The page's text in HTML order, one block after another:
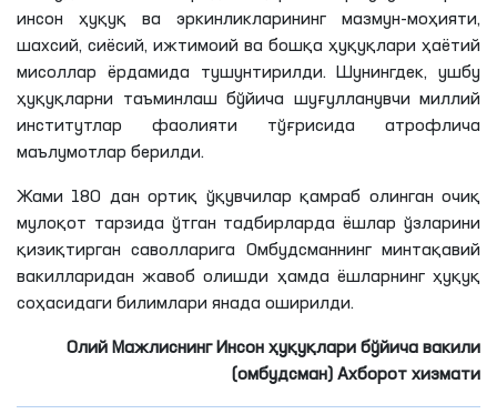
инсон ҳуқуқ ва эркинликларининг мазмун-моҳияти,
шахсий, сиёсий, ижтимоий ва бошқа ҳуқуқлари ҳаётий
мисоллар ёрдамида тушунтирилди. Шунингдек, ушбу
ҳуқуқларни таъминлаш бўйича шуғулланувчи миллий
институтлар фаолияти тўғрисида атрофлича
маълумотлар берилди.
Жами 180 дан ортиқ ўқувчилар қамраб олинган очиқ
мулоқот тарзида ўтган тадбирларда ёшлар ўзларини
қизиқтирган саволларига Омбудсманнинг минтақавий
вакилларидан жавоб олишди ҳамда ёшларнинг ҳуқуқ
соҳасидаги билимлари янада оширилди.
Олий Мажлиснинг Инсон ҳуқуқлари бўйича вакили
(омбудсман) Ахборот хизмати